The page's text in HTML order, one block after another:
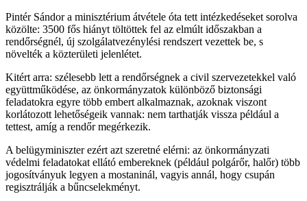
Pintér Sándor a minisztérium átvétele óta tett intézkedéseket sorolva
közölte: 3500 fős hiányt töltöttek fel az elmúlt időszakban a
rendőrségnél, új szolgálatvezénylési rendszert vezettek be, s
növelték a közterületi jelenlétet.
Kitért arra: szélesebb lett a rendőrségnek a civil szervezetekkel való
együttműködése, az önkormányzatok különböző biztonsági
feladatokra egyre több embert alkalmaznak, azoknak viszont
korlátozott lehetőségeik vannak: nem tarthatják vissza például a
tettest, amíg a rendőr megérkezik.
A belügyminiszter ezért azt szeretné elérni: az önkormányzati
védelmi feladatokat ellátó embereknek (például polgárőr, halőr) több
jogosítványuk legyen a mostaninál, vagyis annál, hogy csupán
regisztrálják a bűncselekményt.